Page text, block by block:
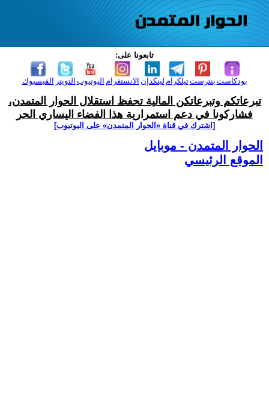
تابعونا على:
الفيسبوك التويتر اليوتيوب الانستغرام لينكدإن تيلكرامبنترست بودكاست
تبرعاتكم وتبرعاتكن المالية تحفظ استقلال الحوار المتمدن،
فشاركونا في دعم استمرارية هذا الفضاء اليساري الحر
[اشترك في قناة ‫«الحوار المتمدن» على اليوتيوب]
الحوار المتمدن - موبايل
الموقع الرئيسي